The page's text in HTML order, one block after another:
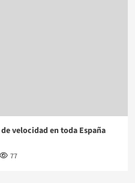
velocidad en toda España
77